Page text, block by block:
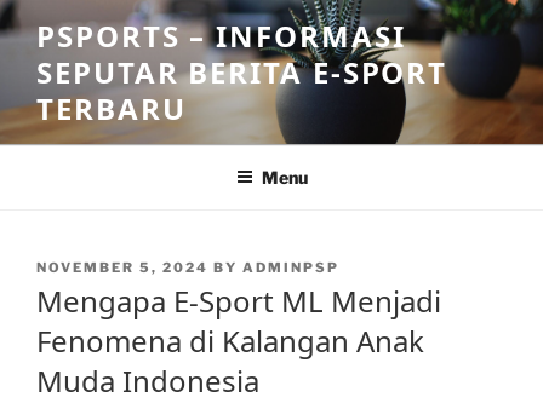
Skip
to
content
PSPORTS – INFORMASI
SEPUTAR BERITA E-SPORT
TERBARU
Menu
POSTED
NOVEMBER 5, 2024 BY ADMINPSP
Mengapa E-Sport ML Menjadi
Fenomena di Kalangan Anak
Muda Indonesia